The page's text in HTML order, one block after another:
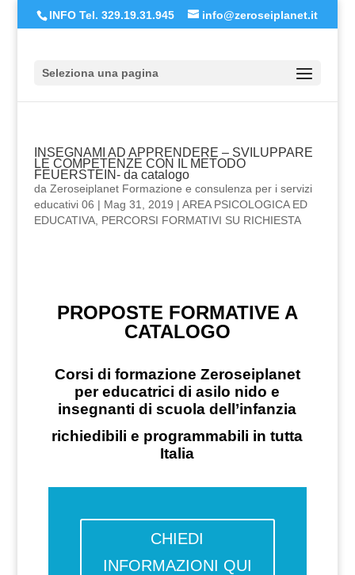
INFO Tel. 329.19.31.945 info@zeroseiplanet.it
Seleziona una pagina
INSEGNAMI AD APPRENDERE – SVILUPPARE
LE COMPETENZE CON IL METODO
FEUERSTEIN- da catalogo
da Zeroseiplanet Formazione e consulenza per i servizi
educativi 06 | Mag 31, 2019 | AREA PSICOLOGICA ED
EDUCATIVA, PERCORSI FORMATIVI SU RICHIESTA
PROPOSTE FORMATIVE A
CATALOGO
Corsi di formazione Zeroseiplanet
per educatrici di asilo nido e
insegnanti di scuola dell’infanzia
richiedibili e programmabili in tutta
Italia
CHIEDI
INFORMAZIONI QUI